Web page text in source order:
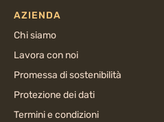
AZIENDA
Chi siamo
Lavora con noi
Promessa di sostenibilità
Protezione dei dati
Termini e condizioni